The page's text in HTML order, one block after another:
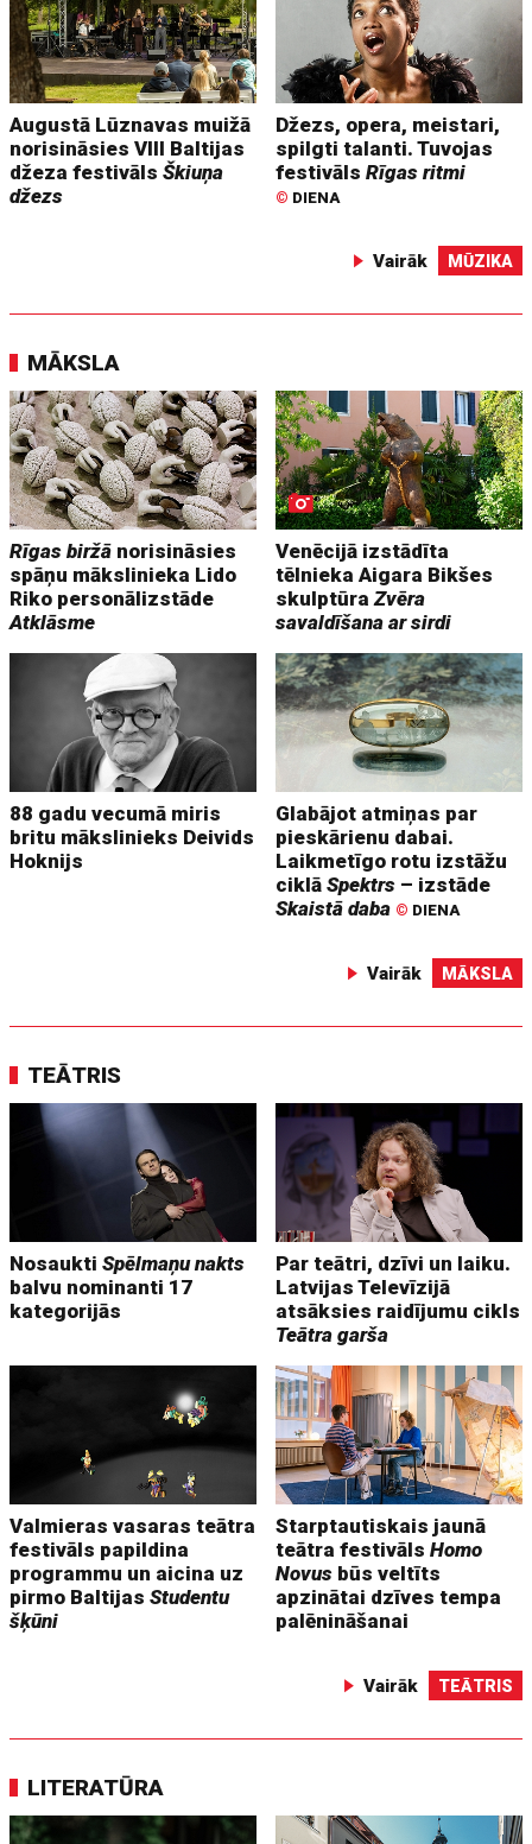
Augustā Lūznavas muižā
norisināsies VIII Baltijas
džeza festivālsŠkiuņa
džezs
Džezs, opera, meistari,
spilgti talanti. Tuvojas
festivālsRīgas ritmi
© DIENA
Vairāk MŪZIKA
MĀKSLA
Rīgas biržā norisināsies
spāņu mākslinieka Lido
Riko personālizstāde
Atklāsme
Venēcijā izstādīta
tēlnieka Aigara Bikšes
skulptūraZvēra
savaldīšana ar sirdi
88 gadu vecumā miris
britu mākslinieks Deivids
Hoknijs
Glabājot atmiņas par
pieskārienu dabai.
Laikmetīgo rotu izstāžu
ciklāSpektrs – izstāde
Skaistā daba © DIENA
Vairāk MĀKSLA
TEĀTRIS
NosauktiSpēlmaņu nakts
balvu nominanti 17
kategorijās
Par teātri, dzīvi un laiku.
Latvijas Televīzijā
atsāksies raidījumu cikls
Teātra garša
Valmieras vasaras teātra
festivāls papildina
programmu un aicina uz
pirmo BaltijasStudentu
šķūni
Starptautiskais jaunā
teātra festivālsHomo
Novus būs veltīts
apzinātai dzīves tempa
palēnināšanai
Vairāk TEĀTRIS
LITERATŪRA